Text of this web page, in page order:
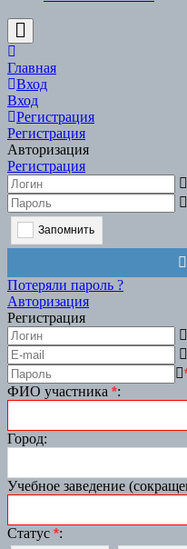
to
Главная
Вход
Вход
Регистрация
Регистрация
Авторизация
Регистрация
Запомнить
Потеряли пароль ?
Авторизация
Регистрация
ФИО участника *:
Город:
Учебное заведение
Статус *: